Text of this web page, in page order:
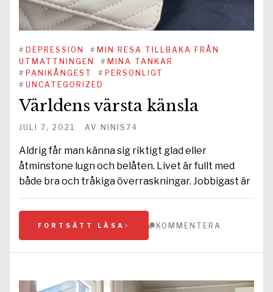
# DEPRESSION # MIN RESA TILLBAKA FRÅN
UTMATTNINGEN
# MINA TANKAR
# PANIKÅNGEST # PERSONLIGT
# UNCATEGORIZED
Världens värsta känsla
JULI 7, 2021 AV NINIS74
Aldrig får man känna sig riktigt glad eller
åtminstone lugn och belåten. Livet är fullt med
både bra och tråkiga överraskningar. Jobbigast är
FORTSÄTT LÄSA KOMMENTERA